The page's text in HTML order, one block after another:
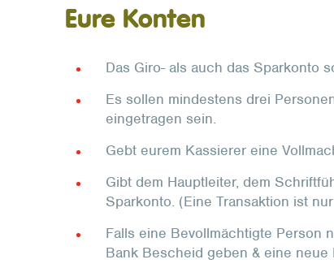
Eure Konten
Das Giro- als auch das Sparkonto
Es sollen mindestens drei
eingetragen sein.
Gebt eurem Kassierer eine
Gibt dem Hauptleiter, dem
Sparkonto. (Eine Transaktion ist
Falls eine Bevollmächtigte Person
Bank Bescheid geben & eine